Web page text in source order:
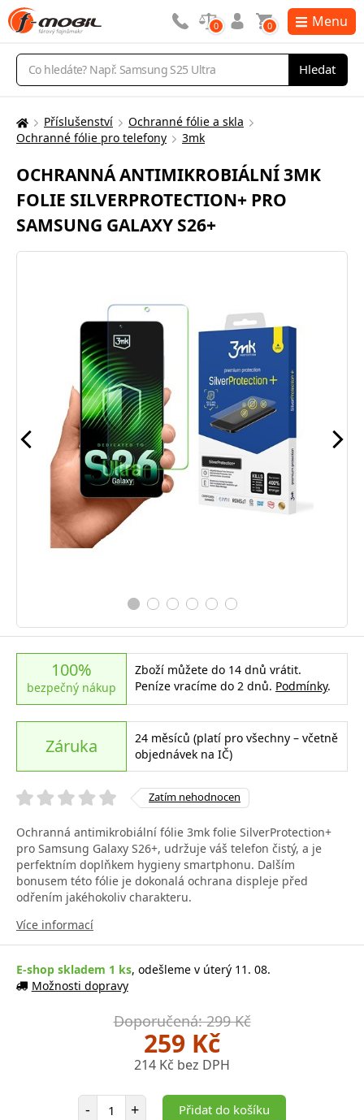
Vyhledávání
Hledat
0 0 Menu
Zde
nacházíte:
Příslušenství
Ochranné fólie a skla
Ochranné fólie pro telefony
3mk
OCHRANNÁ ANTIMIKROBIÁLNÍ 3MK
FOLIE SILVERPROTECTION+ PRO
SAMSUNG GALAXY S26+
100%
bezpečný nákup
Zboží můžete do 14 dnů vrátit.
Peníze vracíme do 2 dnů. Podmínky.
Záruka
24 měsíců (platí pro všechny – včetně
objednávek na IČ)
Zatím nehodnocen
Ochranná antimikrobiální fólie 3mk folie SilverProtection+
pro Samsung Galaxy S26+, udržuje váš telefon čistý, a je
perfektním doplňkem hygieny smartphonu. Dalším
bonusem této fólie je dokonalá ochrana displeje před
odřením jakéhokoliv charakteru.
Více informací
E-shop skladem 1 ks, odešleme v úterý 11. 08.
Možnosti dopravy
Doporučená: 299 Kč
259 Kč
214 Kč bez DPH
- Počet položek
+ Přidat do košíku